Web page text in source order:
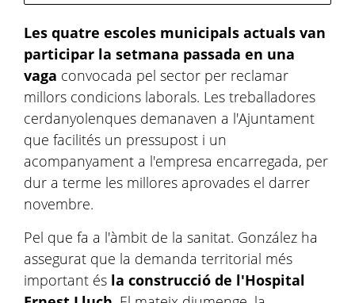
Les quatre escoles municipals actuals van
participar la setmana passada en una
vaga convocada pel sector per reclamar
millors condicions laborals. Les treballadores
cerdanyolenques demanaven a l'Ajuntament
que facilités un pressupost i un
acompanyament a l'empresa encarregada, per
dur a terme les millores aprovades el darrer
novembre.
Pel que fa a l'àmbit de la sanitat. González ha
assegurat que la demanda territorial més
important és la construcció de l'Hospital